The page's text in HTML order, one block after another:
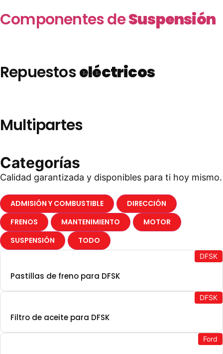
Componentes deSuspensión
Repuestoseléctricos
Multipartes
Categorías
Calidad garantizada y disponibles para ti hoy mismo.
ADMISIÓN Y COMBUSTIBLE
DIRECCIÓN
FRENOS
MANTENIMIENTO
MOTOR
SUSPENSIÓN
TODO
DFSK
Pastillas de freno para DFSK
DFSK
Filtro de aceite para DFSK
Ford